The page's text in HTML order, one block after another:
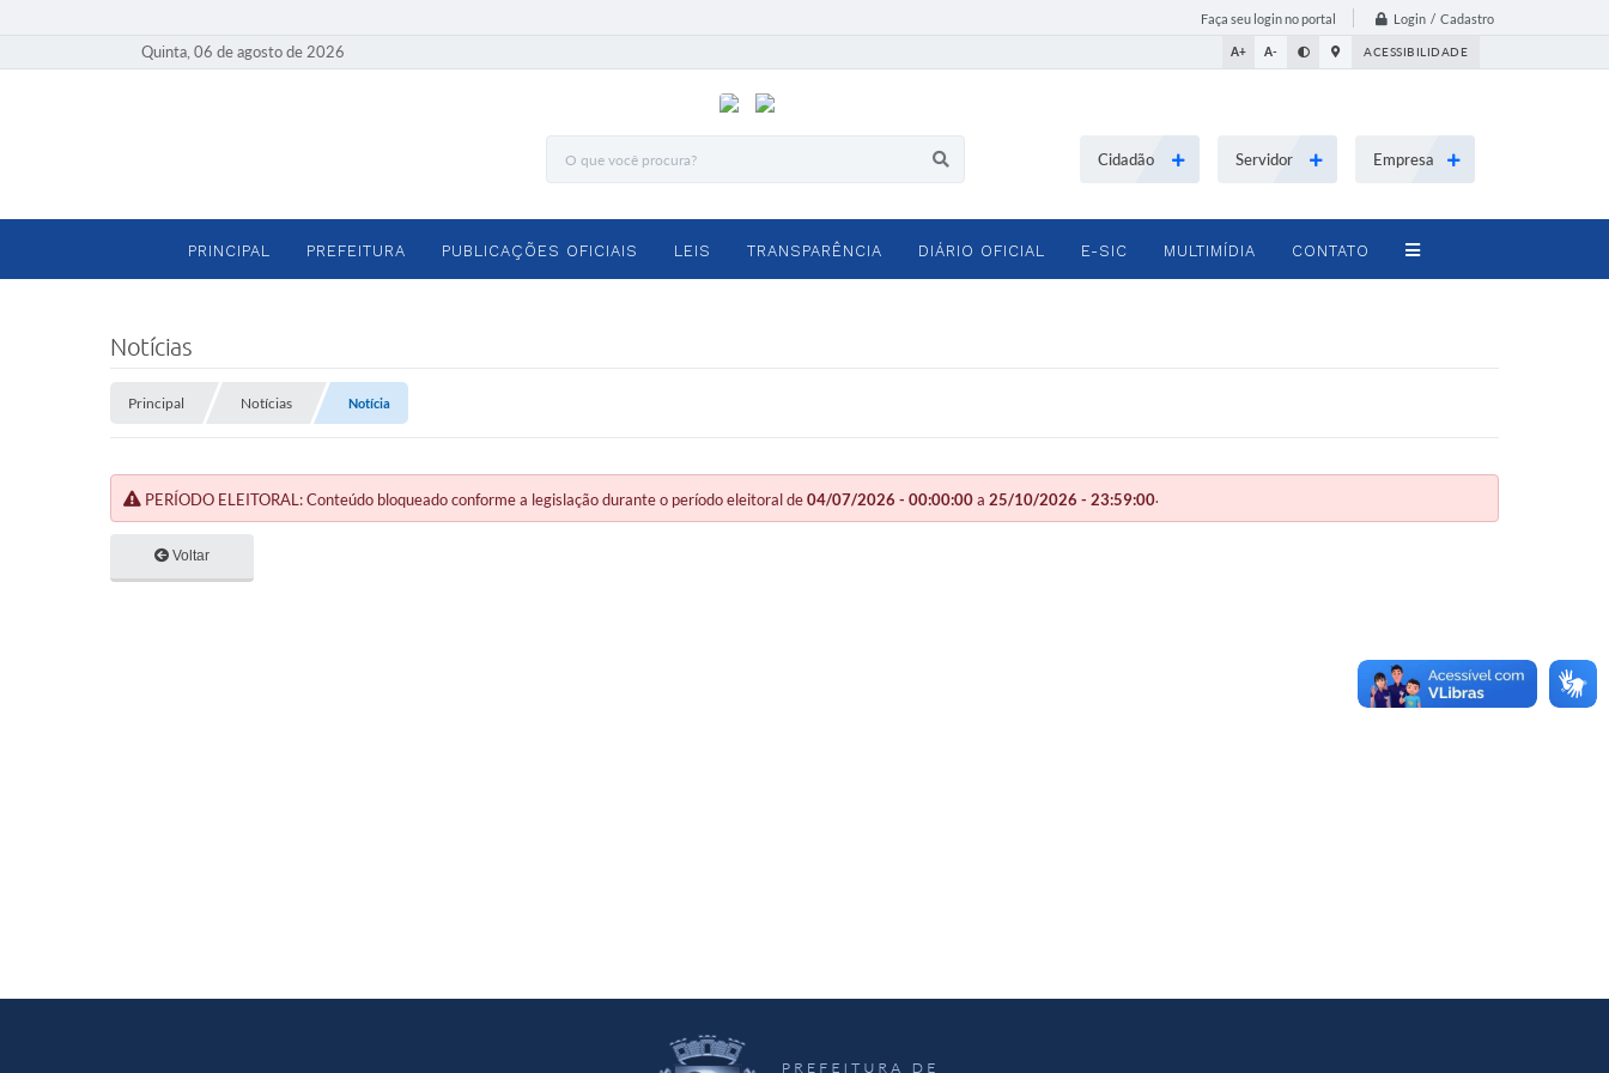
Faça seu login no portal Login / Cadastro
Quinta, 06 de agosto de 2026 A+ A- ACESSIBILIDADE
Cidadão Servidor Empresa
PRINCIPAL PREFEITURA PUBLICAÇÕES OFICIAIS LEIS TRANSPARÊNCIA DIÁRIO OFICIAL E-SIC MULTIMÍDIA CONTATO
Notícias
Principal Notícias Notícia
PERÍODO ELEITORAL: Conteúdo bloqueado conforme a legislação durante o período eleitoral de04/07/2026 - 00:00:00a 25/10/2026 - 23:59:00.
Voltar